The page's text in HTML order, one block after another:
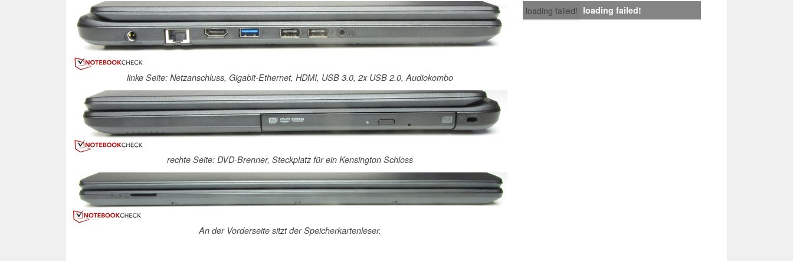
loading failed! loading failed!
linke Seite: Netzanschluss, Gigabit-Ethernet, HDMI, USB 3.0, 2x USB 2.0, Audiokombo
rechte Seite: DVD-Brenner, Steckplatz für ein Kensington Schloss
An der Vorderseite sitzt der Speicherkartenleser.